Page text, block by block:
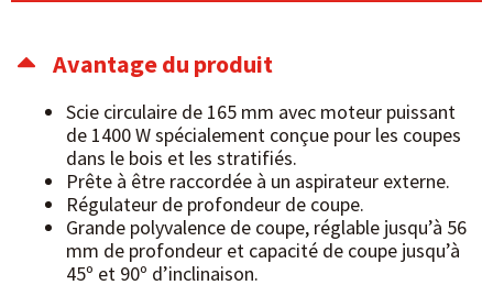
Avantage du produit
Scie circulaire de 165 mm avec moteur puissant
de 1400 W spécialement conçue pour les coupes
dans le bois et les stratifiés.
Prête à être raccordée à un aspirateur externe.
Régulateur de profondeur de coupe.
Grande polyvalence de coupe, réglable jusqu’à 56
mm de profondeur et capacité de coupe jusqu’à
45º et 90º d’inclinaison.